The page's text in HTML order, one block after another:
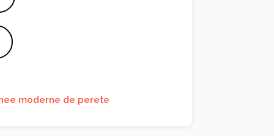
moderne de perete